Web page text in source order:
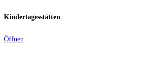
Kindertagesstätten
Öffnen